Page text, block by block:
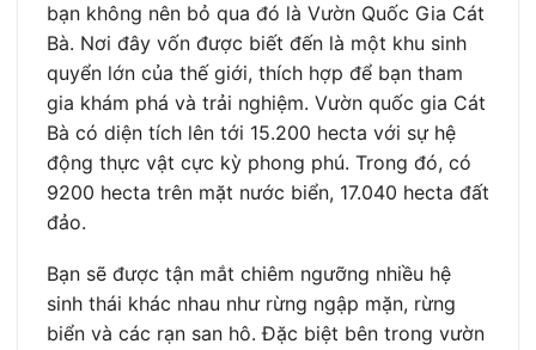
bạn không nên bỏ qua đó là Vườn Quốc Gia Cát
Bà. Nơi đây vốn được biết đến là một khu sinh
quyển lớn của thế giới, thích hợp để bạn tham
gia khám phá và trải nghiệm. Vườn quốc gia Cát
Bà có diện tích lên tới 15.200 hecta với sự hệ
động thực vật cực kỳ phong phú. Trong đó, có
9200 hecta trên mặt nước biển, 17.040 hecta đất
đảo.
Bạn sẽ được tận mắt chiêm ngưỡng nhiều hệ
sinh thái khác nhau như rừng ngập mặn, rừng
biển và các rạn san hô. Đặc biệt bên trong vườn